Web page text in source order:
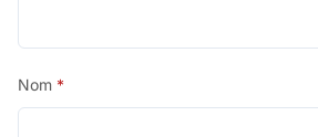
Nom *